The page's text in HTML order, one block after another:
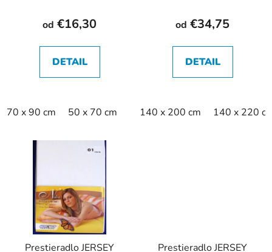
od €16,30
DETAIL
70 x 90 cm 50 x 70 cm
od €34,75
DETAIL
140 x 200 cm 140 x 220
Prestieradlo JERSEY Prestieradlo JERSEY